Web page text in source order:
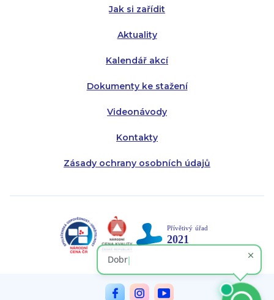
Jak si zařídit
Aktuality
Kalendář akcí
Dokumenty ke stažení
Videonávody
Kontakty
Zásady ochrany osobních údajů